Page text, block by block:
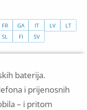
FR GA IT LV
LT
SL FI SV
baterija.
i prijenosnih
– i pritom